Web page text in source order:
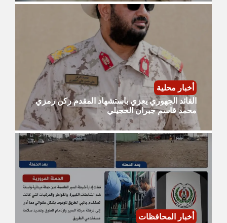
أخبار محلية
القائد الجهوري يعزي باستشهاد المقدم ركن رمزي
محمد قاسم جبران الحجيلي
أخبار المحافظات